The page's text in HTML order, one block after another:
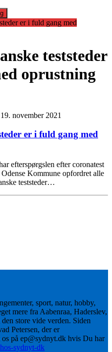
er i fuld gang med
teststeder
oprustning
19. november 2021
er i fuld gang med
efterspørgslen efter coronatest
Kommune opfordret alle
teststeder…
sport, natur, hobby,
mere fra Aabenraa, Haderslev,
store vide verden. Siden
Petersen, der er
på ep@sydnyt.dk hvis Du har
sydnyt-dk